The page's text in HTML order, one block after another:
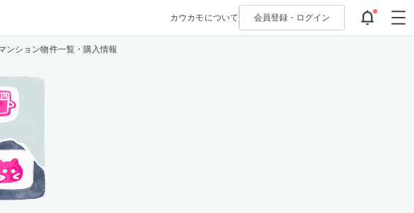
カウカモについて 会員登録・ ログイン
ンション物件一覧・購入情報